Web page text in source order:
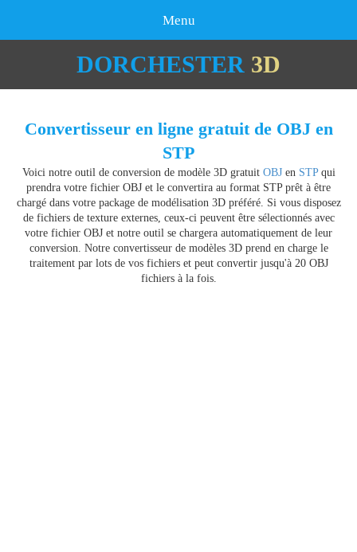
Menu
DORCHESTER 3D
Convertisseur en ligne gratuit de OBJ en
STP
Voici notre outil de conversion de modèle 3D gratuit OBJen STPqui
prendra votre fichier OBJ et le convertira au format STP prêt à être
chargé dans votre package de modélisation 3D préféré. Si vous disposez
de fichiers de texture externes, ceux-ci peuvent être sélectionnés avec
votre fichier OBJ et notre outil se chargera automatiquement de leur
conversion. Notre convertisseur de modèles 3D prend en charge le
traitement par lots de vos fichiers et peut convertir jusqu'à 20 OBJ
fichiers à la fois.